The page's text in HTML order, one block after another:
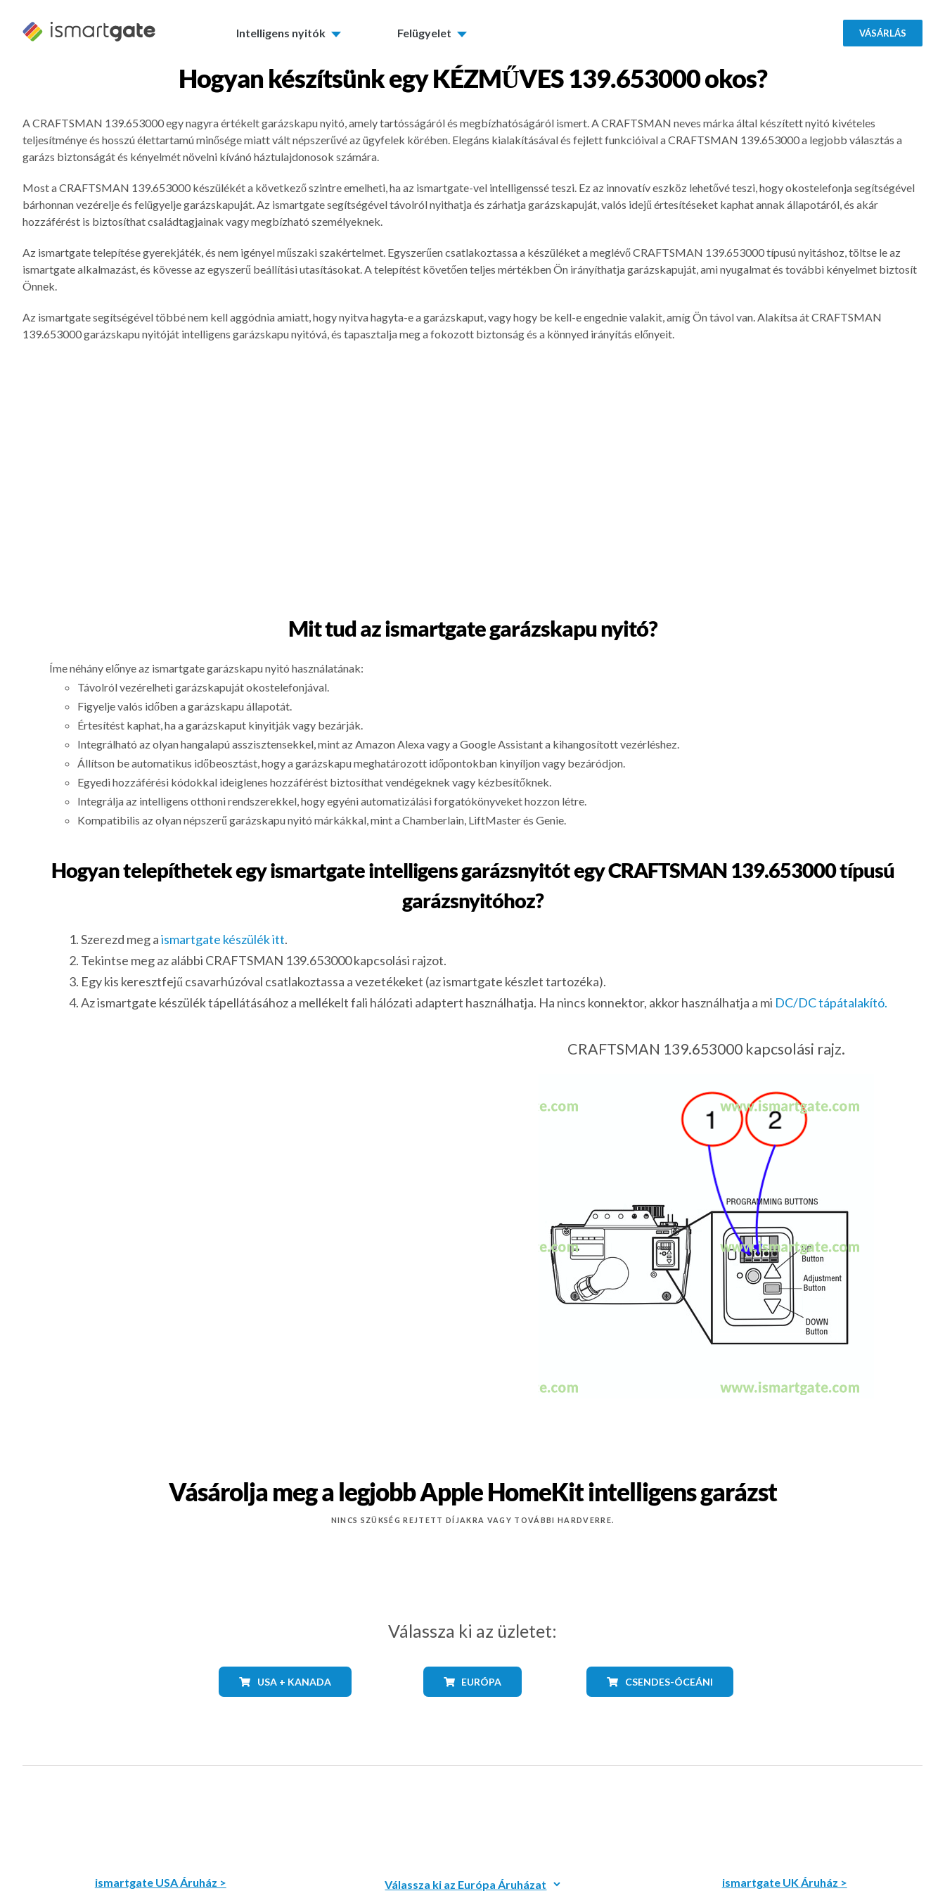
tartalomra
Intelligens nyitók Felügyelet VÁSÁRLÁS
Hogyan készítsünk egyKÉZMŰVES 139.653000okos?
A CRAFTSMAN 139.653000 egy nagyra értékelt garázskapu nyitó, amely tartósságáról és megbízhatóságáról ismert. A CRAFTSMAN neves márka által készített nyitó kivételes
teljesítménye és hosszú élettartamú minősége miatt vált népszerűvé az ügyfelek körében. Elegáns kialakításával és fejlett funkcióival a CRAFTSMAN 139.653000 a legjobb választás a
garázs biztonságát és kényelmét növelni kívánó háztulajdonosok számára.
Most a CRAFTSMAN 139.653000 készülékét a következő szintre emelheti, ha az ismartgate-vel intelligenssé teszi. Ez az innovatív eszköz lehetővé teszi, hogy okostelefonja segítségével
bárhonnan vezérelje és felügyelje garázskapuját. Az ismartgate segítségével távolról nyithatja és zárhatja garázskapuját, valós idejű értesítéseket kaphat annak állapotáról, és akár
hozzáférést is biztosíthat családtagjainak vagy megbízható személyeknek.
Az ismartgate telepítése gyerekjáték, és nem igényel műszaki szakértelmet. Egyszerűen csatlakoztassa a készüléket a meglévő CRAFTSMAN 139.653000 típusú nyitáshoz, töltse le az
ismartgate alkalmazást, és kövesse az egyszerű beállítási utasításokat. A telepítést követően teljes mértékben Ön irányíthatja garázskapuját, ami nyugalmat és további kényelmet biztosít
Önnek.
Az ismartgate segítségével többé nem kell aggódnia amiatt, hogy nyitva hagyta-e a garázskaput, vagy hogy be kell-e engednie valakit, amíg Ön távol van. Alakítsa át CRAFTSMAN
139.653000 garázskapu nyitóját intelligens garázskapu nyitóvá, és tapasztalja meg a fokozott biztonság és a könnyed irányítás előnyeit.
Mit tud az ismartgate garázskapu nyitó?
Íme néhány előnye az ismartgate garázskapu nyitó használatának:
Távolról vezérelheti garázskapuját okostelefonjával.
Figyelje valós időben a garázskapu állapotát.
Értesítést kaphat, ha a garázskaput kinyitják vagy bezárják.
Integrálható az olyan hangalapú asszisztensekkel, mint az Amazon Alexa vagy a Google Assistant a kihangosított vezérléshez.
Állítson be automatikus időbeosztást, hogy a garázskapu meghatározott időpontokban kinyíljon vagy bezáródjon.
Egyedi hozzáférési kódokkal ideiglenes hozzáférést biztosíthat vendégeknek vagy kézbesítőknek.
Integrálja az intelligens otthoni rendszerekkel, hogy egyéni automatizálási forgatókönyveket hozzon létre.
Kompatibilis az olyan népszerű garázskapu nyitó márkákkal, mint a Chamberlain, LiftMaster és Genie.
Hogyan telepíthetek egy ismartgate intelligens garázsnyitót egy CRAFTSMAN 139.653000 típusú
garázsnyitóhoz?
Szerezd meg aismartgate készülék itt.
Tekintse meg az alábbi CRAFTSMAN 139.653000 kapcsolási rajzot.
Egy kis keresztfejű csavarhúzóval csatlakoztassa a vezetékeket (az ismartgate készlet tartozéka).
Az ismartgate készülék tápellátásához a mellékelt fali hálózati adaptert használhatja. Ha nincs konnektor, akkor használhatja a mi DC/DC tápátalakító.
CRAFTSMAN 139.653000 kapcsolási rajz.
Vásárolja meg a legjobb Apple HomeKit intelligens garázst
NINCS SZÜKSÉG REJTETT DÍJAKRA VAGY TOVÁBBI HARDVERRE.
Válassza ki az üzletet:
USA + KANADA EURÓPA CSENDES-ÓCEÁNI
ismartgate USA Áruház > ismartgate UK Áruház >